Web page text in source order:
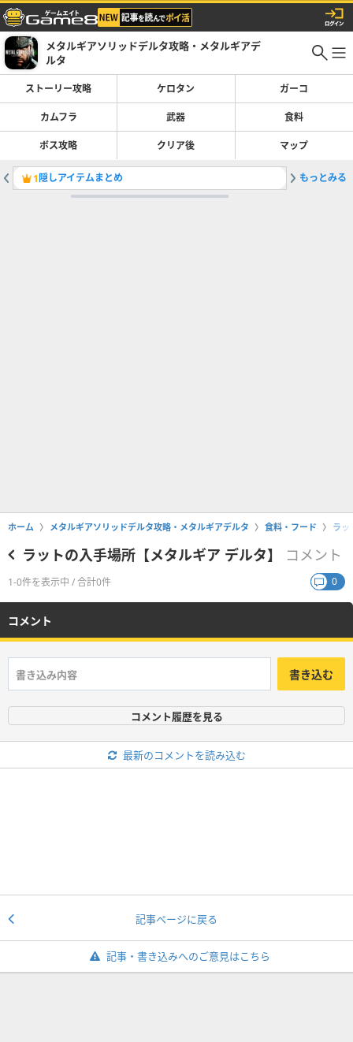
メタルギアソリッドデルタ攻略・メタルギアデ
ルタ
ストーリー攻略 ケロタン ガーコ
カムフラ 武器 食料
ボス攻略 クリア後 マップ
1隠しアイテムまとめ 2隠しコ
もっとみる
ホーム メタルギアソリッドデルタ攻略・メタルギアデルタ 食料・フード ラッ
ラットの入手場所【メタルギア デルタ】 コメント
1-0件を表示中 / 合計0件 0
コメント
書き込む
コメント履歴を見る
最新のコメントを読み込む
記事ページに戻る
記事・書き込みへのご意見はこちら